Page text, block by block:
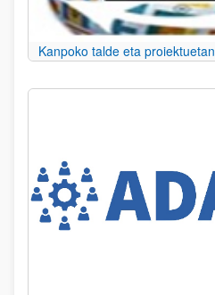
Kanpoko talde eta